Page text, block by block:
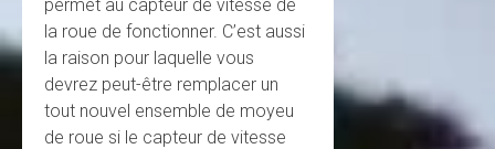
permet au capteur de vitesse de
la roue de fonctionner. C’est aussi
la raison pour laquelle vous
devrez peut-être remplacer un
tout nouvel ensemble de moyeu
de roue si le capteur de vitesse